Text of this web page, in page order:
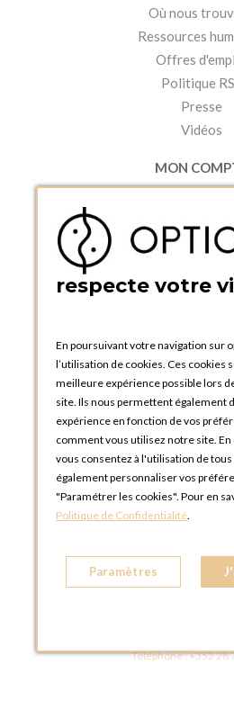
Où nous
Ressources
Offres
Politique
Presse
Vidéos
MON
Accéder à mon
Créer un
PRATIQUE
Catalogues et bons
Tutoriels
OPTIONS
13 rue Paul
5324
LUXEMBOURG
BOUTIQUE OPTIONS
L - 1842 HOWALD
Téléphone :+352 28
respecte votre
En poursuivant votre navigation sur
l’utilisation de cookies. Ces cookies
meilleure expérience possible lors
site. Ils nous permettent également
expérience en fonction de vos
comment vous utilisez notre site. En
vous consentez à l'utilisation de
également personnaliser vos
"Paramétrer les cookies". Pour en
Politique de Confidentialité.
Paramètres